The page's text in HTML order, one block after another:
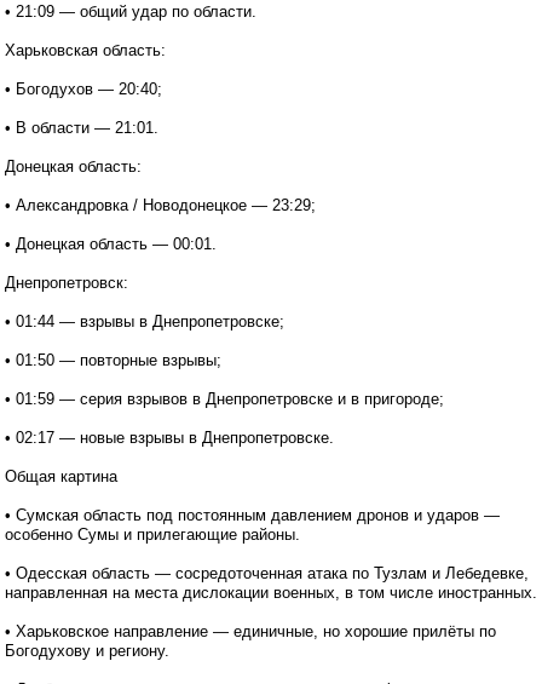
• 21:09 — общий удар по области.
Харьковская область:
• Богодухов — 20:40;
• В области — 21:01.
Донецкая область:
• Александровка / Новодонецкое — 23:29;
• Донецкая область — 00:01.
Днепропетровск:
• 01:44 — взрывы в Днепропетровске;
• 01:50 — повторные взрывы;
• 01:59 — серия взрывов в Днепропетровске и в пригороде;
• 02:17 — новые взрывы в Днепропетровске.
Общая картина
• Сумская область под постоянным давлением дронов и ударов —
особенно Сумы и прилегающие районы.
• Одесская область — сосредоточенная атака по Тузлам и Лебедевке,
направленная на места дислокации военных, в том числе иностранных.
• Харьковское направление — единичные, но хорошие прилёты по
Богодухову и региону.